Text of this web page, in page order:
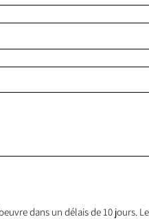
dans un délais de 10 jours. Le